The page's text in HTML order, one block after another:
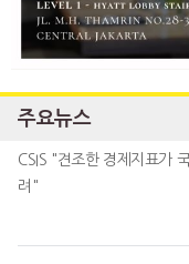
주요뉴스
CSIS "견조한 경제지표가
려"